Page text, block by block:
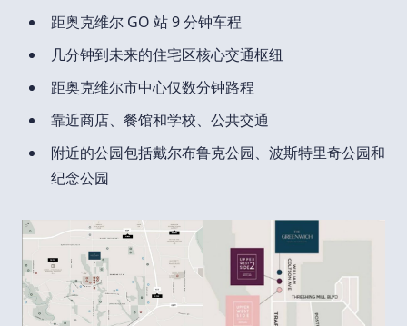
距奥克维尔 GO 站 9 分钟车程
几分钟到未来的住宅区核心交通枢纽
距奥克维尔市中心仅数分钟路程
靠近商店、餐馆和学校、公共交通
附近的公园包括戴尔布鲁克公园、波斯特里奇公园和
纪念公园